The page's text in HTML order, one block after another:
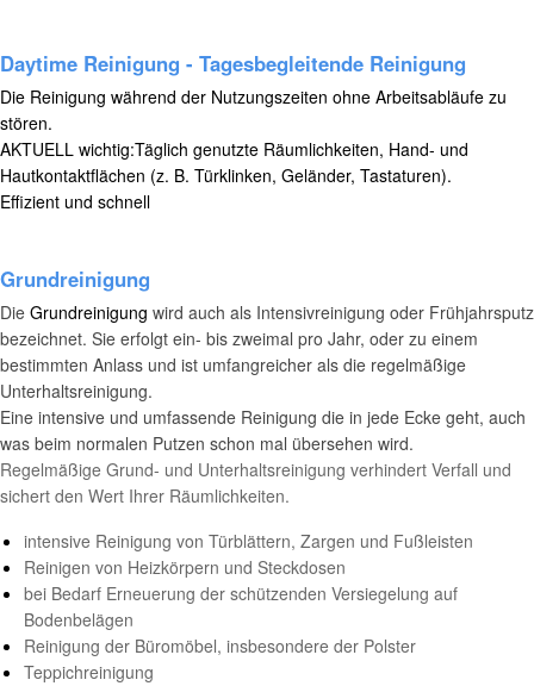
Daytime Reinigung - Tagesbegleitende Reinigung
Die Reinigung während der Nutzungszeiten ohne Arbeitsabläufe zu
stören.
AKTUELL wichtig:Täglich genutzte Räumlichkeiten, Hand- und
Hautkontaktflächen (z. B. Türklinken, Geländer, Tastaturen).
Effizient und schnell
Grundreinigung
Die Grundreinigung wird auch als Intensivreinigung oder Frühjahrsputz
bezeichnet. Sie erfolgt ein- bis zweimal pro Jahr, oder zu einem
bestimmten Anlass und ist umfangreicher als die regelmäßige
Unterhaltsreinigung.
Eine intensive und umfassende Reinigung die in jede Ecke geht, auch
was beim normalen Putzen schon mal übersehen wird.
Regelmäßige Grund- und Unterhaltsreinigung verhindert Verfall und
sichert den Wert Ihrer Räumlichkeiten.
intensive Reinigung von Türblättern, Zargen und Fußleisten
Reinigen von Heizkörpern und Steckdosen
bei Bedarf Erneuerung der schützenden Versiegelung auf
Bodenbelägen
Reinigung der Büromöbel, insbesondere der Polster
Teppichreinigung